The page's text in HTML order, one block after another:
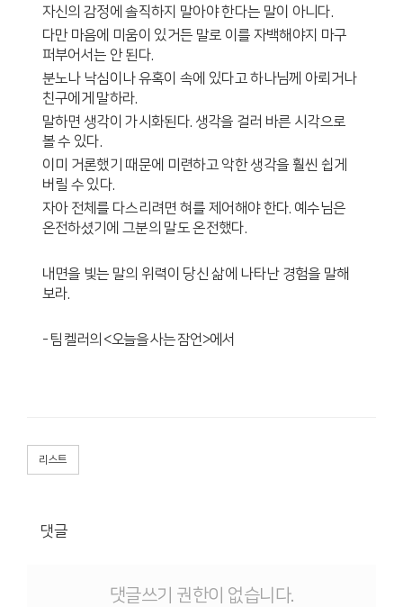
자신의 감정에 솔직하지 말아야 한다는 말이 아니다.
다만 마음에 미움이 있거든 말로 이를 자백해야지 마구
퍼부어서는 안 된다.
분노나 낙심이나 유혹이 속에 있다고 하나님께 아뢰거나
친구에게 말하라.
말하면 생각이 가시화된다. 생각을 걸러 바른 시각으로
볼 수 있다.
이미 거론했기 때문에 미련하고 악한 생각을 훨씬 쉽게
버릴 수 있다.
자아 전체를 다스리려면 혀를 제어해야 한다. 예수님은
온전하셨기에 그분의 말도 온전했다.
내면을 빛는 말의 위력이 당신 삶에 나타난 경험을 말해
보라.
- 팀 켈러의 <오늘을 사는 잠언>에서
리스트
댓글
댓글쓰기 권한이 없습니다.